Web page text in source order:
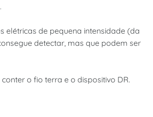
elétricas de pequena intensidade (da
detectar, mas que podem ser
o fio terra e o dispositivo DR.